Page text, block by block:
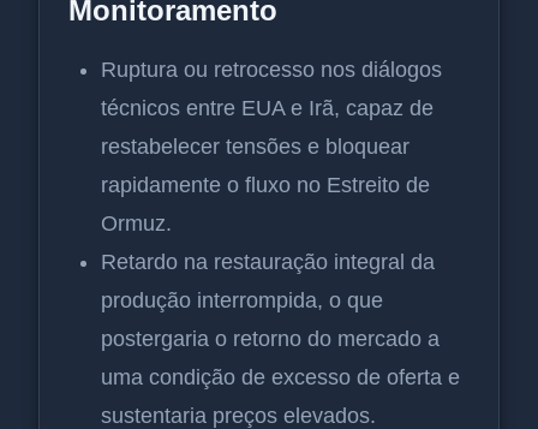
Monitoramento
Ruptura ou retrocesso nos diálogos
técnicos entre EUA e Irã, capaz de
restabelecer tensões e bloquear
rapidamente o fluxo no Estreito de
Ormuz.
Retardo na restauração integral da
produção interrompida, o que
postergaria o retorno do mercado a
uma condição de excesso de oferta e
sustentaria preços elevados.